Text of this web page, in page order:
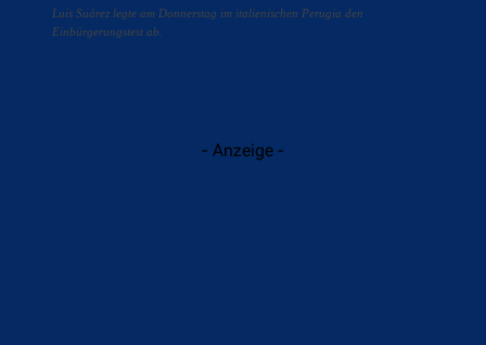
Luis Suárez legte am Donnerstag im italienischen Perugia den
Einbürgerungstest ab.
- Anzeige -